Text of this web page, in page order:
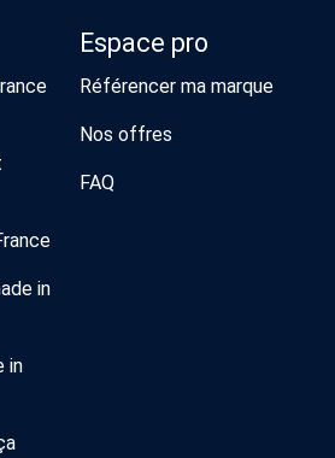
in
in
Espace pro
Référencer ma marque
Nos offres
FAQ